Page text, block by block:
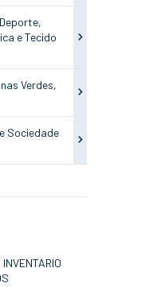
e Tecido
Verdes,
Sociedade